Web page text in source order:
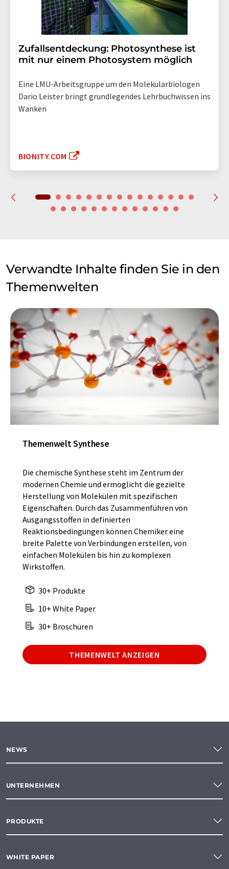
Zufallsentdeckung: Photosynthese ist
mit nur einem Photosystem möglich
Eine LMU-Arbeitsgruppe um den Molekularbiologen
Dario Leister bringt grundlegendes Lehrbuchwissen ins
Wanken
BIONITY.COM
Verwandte Inhalte finden Sie in den
Themenwelten
Themenwelt Synthese
Die chemische Synthese steht im Zentrum der
modernen Chemie und ermöglicht die gezielte
Herstellung von Molekülen mit spezifischen
Eigenschaften. Durch das Zusammenführen von
Ausgangsstoffen in definierten
Reaktionsbedingungen können Chemiker eine
breite Palette von Verbindungen erstellen, von
einfachen Molekülen bis hin zu komplexen
Wirkstoffen.
30+ Produkte
10+ White Paper
30+ Broschüren
THEMENWELT ANZEIGEN
NEWS
UNTERNEHMEN
PRODUKTE
WHITE PAPER